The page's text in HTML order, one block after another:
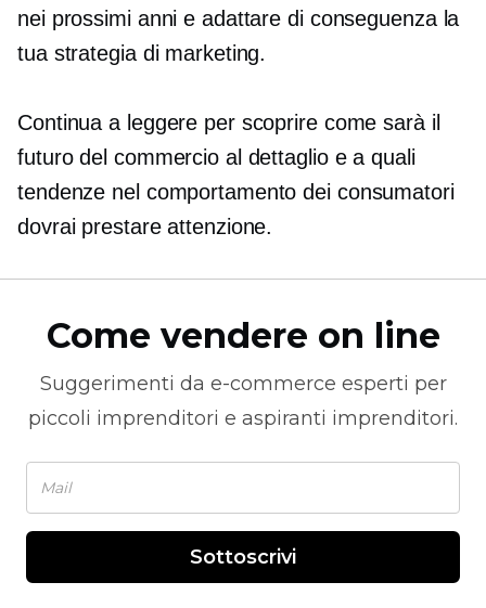
nei prossimi anni e adattare di conseguenza la
tua strategia di marketing.
Continua a leggere per scoprire come sarà il
futuro del commercio al dettaglio e a quali
tendenze nel comportamento dei consumatori
dovrai prestare attenzione.
Come vendere on line
Suggerimenti da e-commerce esperti per
piccoli imprenditori e aspiranti imprenditori.
Sottoscrivi